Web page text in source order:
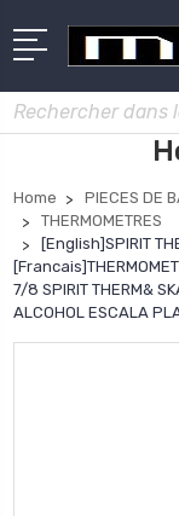
Rechercher
Home
PIECES DE
THERMOMETRES
[English]SPIRIT
7/8 SPIRIT THERM&
ALCOHOL ESCALA